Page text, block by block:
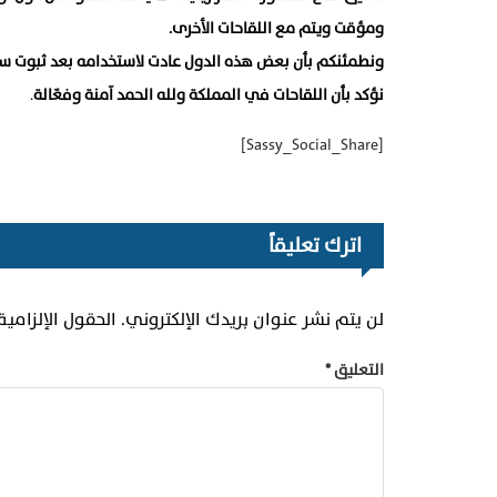
ومؤقت ويتم مع اللقاحات الأخرى.
‏ونطمئنكم بأن بعض هذه الدول عادت لاستخدامه بعد ثبوت
‏نؤكد بأن اللقاحات في المملكة ولله الحمد آمنة وفعّالة.
[Sassy_Social_Share]
اترك تعليقاً
لن يتم نشر عنوان بريدك الإلكتروني. الحقول
التعليق*